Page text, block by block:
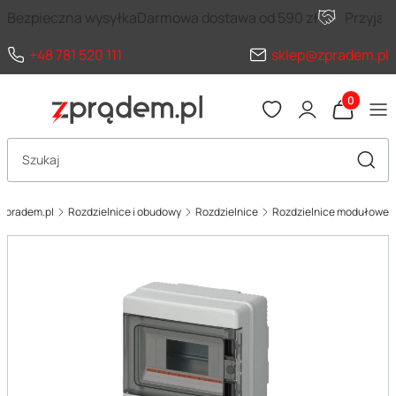
Bezpieczna wysyłkaDarmowa dostawa od 590 zł
+48 781 520 111
sklep@zpradem.pl
Produkty
Otwórz wyszukiwarkę
zpradem.pl Rozdzielnice i obudowy Rozdzielnice Rozdzielnice modułowe